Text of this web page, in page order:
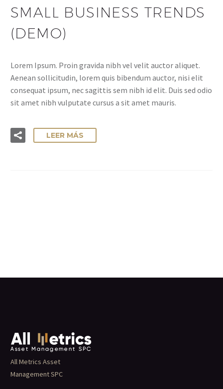
SMALL BUSINESS TRENDS
(DEMO)
Lorem Ipsum. Proin gravida nibh vel velit auctor aliquet.
Aenean sollicitudin, lorem quis bibendum auctor, nisi elit
consequat ipsum, nec sagittis sem nibh id elit. Duis sed odio
sit amet nibh vulputate cursus a sit amet mauris.
LEER MÁS
All Metrics Asset
Management SPC